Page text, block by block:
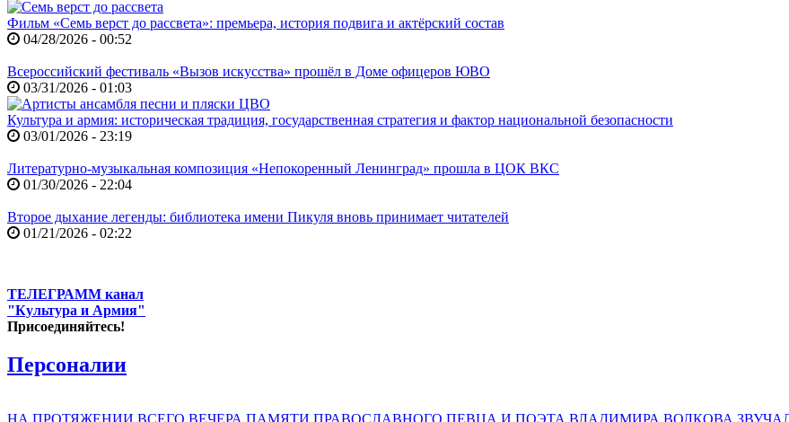
Фильм «Семь верст до рассвета»: премьера, история подвига и актёрский состав
04/28/2026 - 00:52
Всероссийский фестиваль «Вызов искусства» прошёл в Доме офицеров ЮВО
03/31/2026 - 01:03
Культура и армия: историческая традиция, государственная стратегия и фактор национальной безопасности
03/01/2026 - 23:19
Литературно-музыкальная композиция «Непокоренный Ленинград» прошла в ЦОК ВКС
01/30/2026 - 22:04
Второе дыхание легенды: библиотека имени Пикуля вновь принимает читателей
01/21/2026 - 02:22
ТЕЛЕГРАММ канал
"Культура и Армия"
Присоединяйтесь!
Персоналии